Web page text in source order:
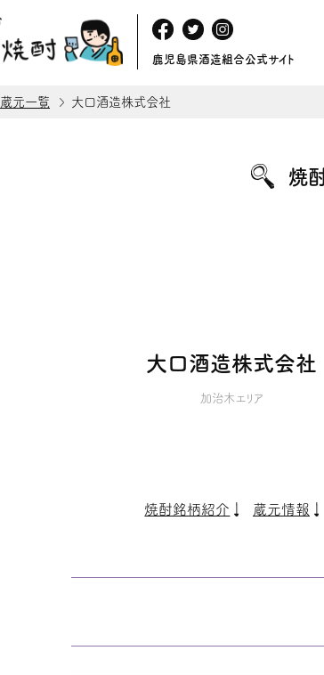
鹿児島県酒造組合公式サイト
蔵元一覧 大口酒造株式会社
焼
大口酒造株式会社
加治木エリア
焼酎銘柄紹介 蔵元情報